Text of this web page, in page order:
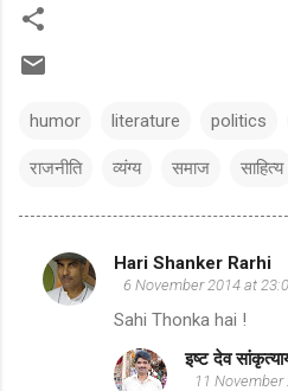
humor literature politics
राजनीति व्यंग्य समाज साहित्य
C
o
Hari Shanker Rarhi
6 November 2014 at
Sahi Thonka hai !
इष्ट देव
11